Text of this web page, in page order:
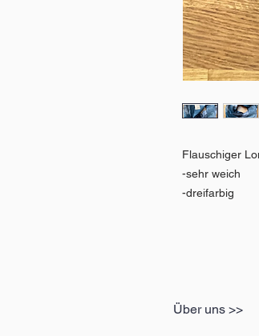
Flauschiger
-sehr weich
-dreifarbig
Über uns >>